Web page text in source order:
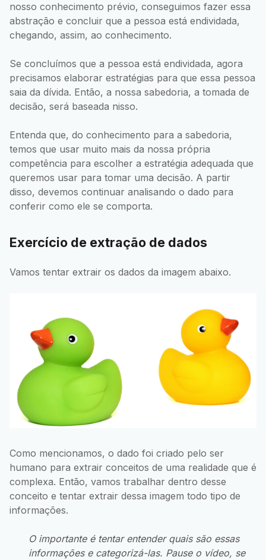
nosso conhecimento prévio, conseguimos fazer essa
abstração e concluir que a pessoa está endividada,
chegando, assim, ao conhecimento.
Se concluímos que a pessoa está endividada, agora
precisamos elaborar estratégias para que essa pessoa
saia da dívida. Então, a nossa sabedoria, a tomada de
decisão, será baseada nisso.
Entenda que, do conhecimento para a sabedoria,
temos que usar muito mais da nossa própria
competência para escolher a estratégia adequada que
queremos usar para tomar uma decisão. A partir
disso, devemos continuar analisando o dado para
conferir como ele se comporta.
Exercício de extração de dados
Vamos tentar extrair os dados da imagem abaixo.
Como mencionamos, o dado foi criado pelo ser
humano para extrair conceitos de uma realidade que é
complexa. Então, vamos trabalhar dentro desse
conceito e tentar extrair dessa imagem todo tipo de
informações.
O importante é tentar entender quais são essas
informações e categorizá-las. Pause o vídeo, se